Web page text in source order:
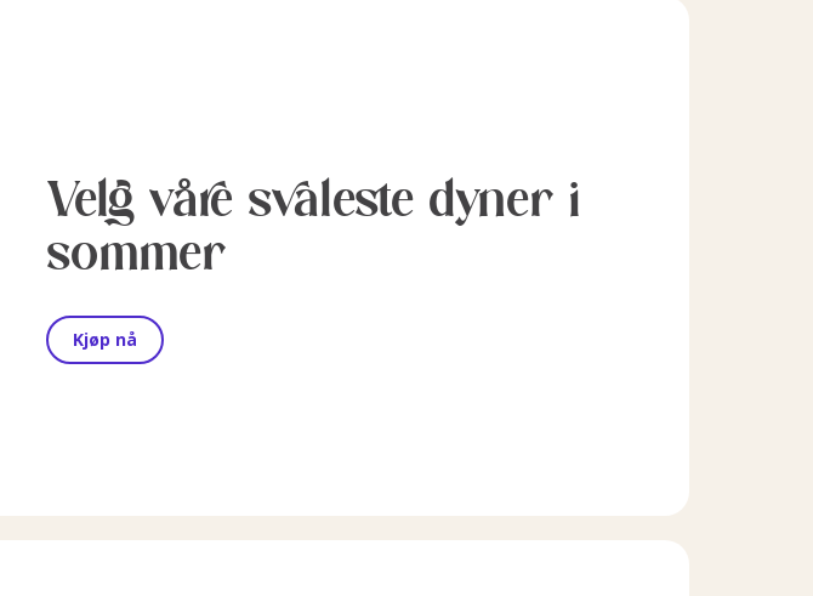
Velg våre svaleste dyner i
sommer
Kjøp nå